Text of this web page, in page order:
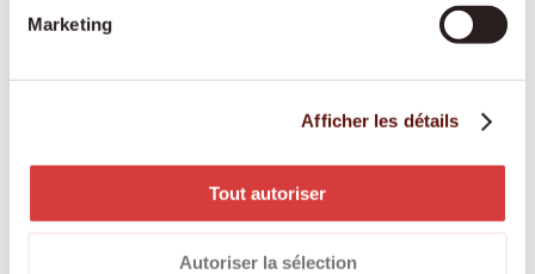
Marketing
Afficher les détails
Tout autoriser
Autoriser la sélection
Une personne fixe et spécialement formée